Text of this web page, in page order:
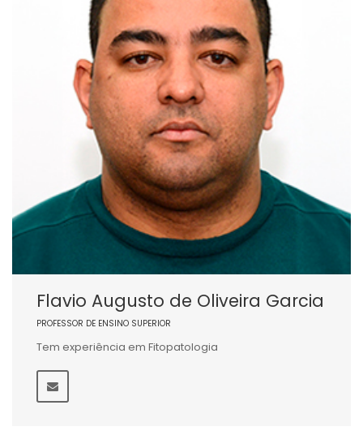
Flavio Augusto de Oliveira Garcia
PROFESSOR DE ENSINO SUPERIOR
Tem experiência em Fitopatologia